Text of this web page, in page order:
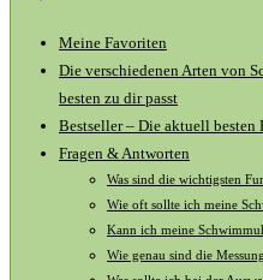
Meine ⁤Favoriten
Die verschiedenen Arten von
besten​ zu dir passt
Bestseller – Die aktuell besten
Fragen & ⁤Antworten
Was⁣ sind die wichtigsten
Wie oft sollte ich ‌meine
Kann ⁢ich meine
Wie genau sind die